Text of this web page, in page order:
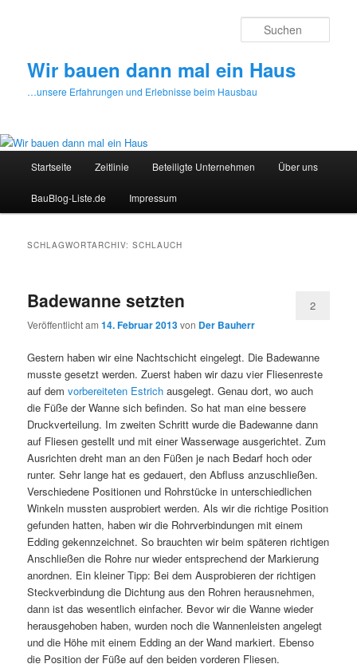
Wir bauen dann mal ein Haus
…unsere Erfahrungen und Erlebnisse beim Hausbau
Startseite Zeitlinie Beteiligte Unternehmen Über uns
BauBlog-Liste.de Impressum
SCHLAGWORTARCHIV:SCHLAUCH
Badewanne setzten
Veröffentlicht am14. Februar 2013von Der Bauherr
2
Gestern haben wir eine Nachtschicht eingelegt. Die Badewanne
musste gesetzt werden. Zuerst haben wir dazu vier Fliesenreste
auf demvorbereiteten Estrich ausgelegt. Genau dort, wo auch
die Füße der Wanne sich befinden. So hat man eine bessere
Druckverteilung. Im zweiten Schritt wurde die Badewanne dann
auf Fliesen gestellt und mit einer Wasserwage ausgerichtet. Zum
Ausrichten dreht man an den Füßen je nach Bedarf hoch oder
runter. Sehr lange hat es gedauert, den Abfluss anzuschließen.
Verschiedene Positionen und Rohrstücke in unterschiedlichen
Winkeln mussten ausprobiert werden. Als wir die richtige Position
gefunden hatten, haben wir die Rohrverbindungen mit einem
Edding gekennzeichnet. So brauchten wir beim späteren richtigen
Anschließen die Rohre nur wieder entsprechend der Markierung
anordnen. Ein kleiner Tipp: Bei dem Ausprobieren der richtigen
Steckverbindung die Dichtung aus den Rohren herausnehmen,
dann ist das wesentlich einfacher. Bevor wir die Wanne wieder
herausgehoben haben, wurden noch die Wannenleisten angelegt
und die Höhe mit einem Edding an der Wand markiert. Ebenso
die Position der Füße auf den beiden vorderen Fliesen.